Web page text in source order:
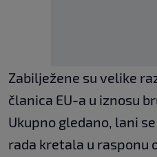
Zabilježene su velike
članica EU-a u iznosu
Ukupno gledano, lani se
rada kretala u rasponu